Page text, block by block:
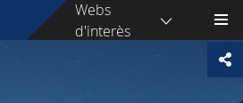
Webs
d'interès